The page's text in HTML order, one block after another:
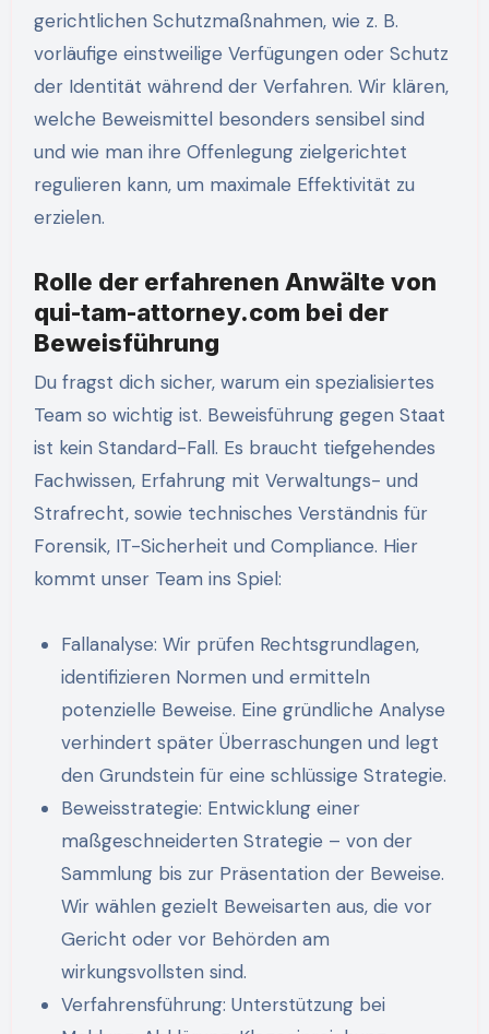
gerichtlichen Schutzmaßnahmen, wie z. B.
vorläufige einstweilige Verfügungen oder Schutz
der Identität während der Verfahren. Wir klären,
welche Beweismittel besonders sensibel sind
und wie man ihre Offenlegung zielgerichtet
regulieren kann, um maximale Effektivität zu
erzielen.
Rolle der erfahrenen Anwälte von
qui-tam-attorney.com bei der
Beweisführung
Du fragst dich sicher, warum ein spezialisiertes
Team so wichtig ist. Beweisführung gegen Staat
ist kein Standard-Fall. Es braucht tiefgehendes
Fachwissen, Erfahrung mit Verwaltungs- und
Strafrecht, sowie technisches Verständnis für
Forensik, IT-Sicherheit und Compliance. Hier
kommt unser Team ins Spiel:
Fallanalyse: Wir prüfen Rechtsgrundlagen,
identifizieren Normen und ermitteln
potenzielle Beweise. Eine gründliche Analyse
verhindert später Überraschungen und legt
den Grundstein für eine schlüssige Strategie.
Beweisstrategie: Entwicklung einer
maßgeschneiderten Strategie – von der
Sammlung bis zur Präsentation der Beweise.
Wir wählen gezielt Beweisarten aus, die vor
Gericht oder vor Behörden am
wirkungsvollsten sind.
Verfahrensführung: Unterstützung bei